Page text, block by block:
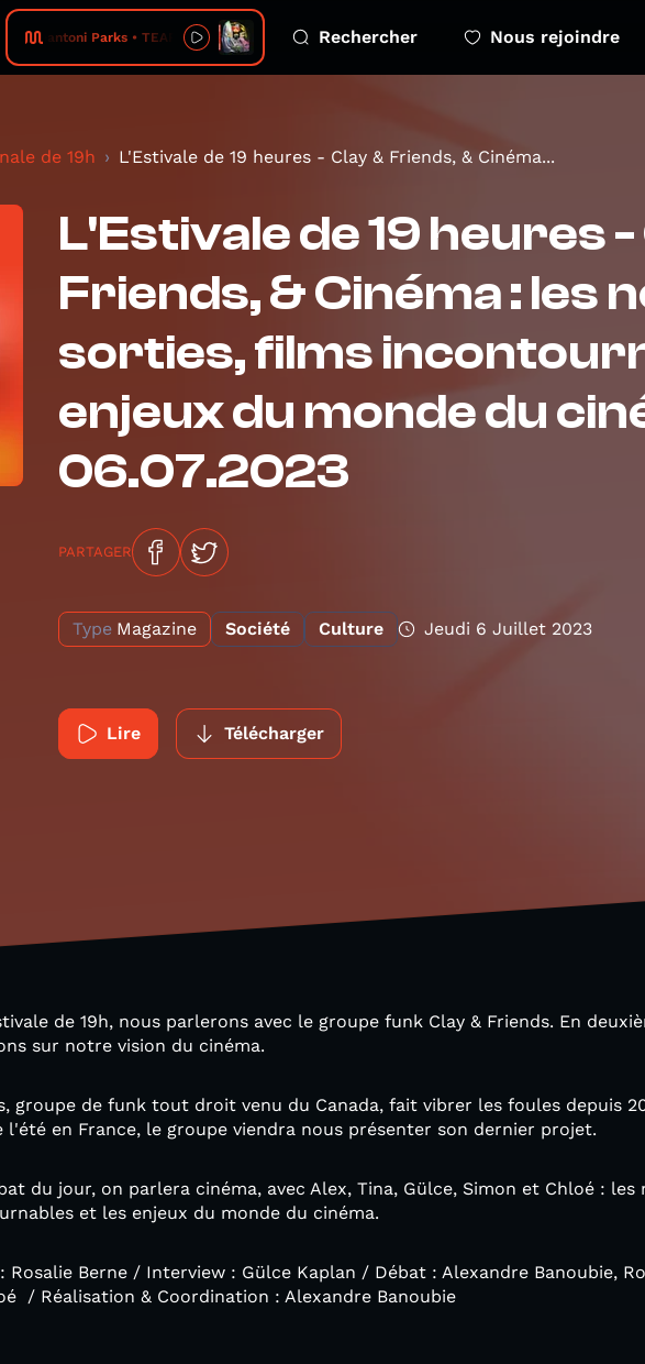
Deantoni Parks • TEARS IN RAIN I Rechercher Nous rejoindre
de 19h L'Estivale de 19 heures - Clay & Friends, & Cinéma...
L'Estivale de 19 heures -
Friends, & Cinéma : les
sorties, films
enjeux du monde du
06.07.2023
PARTAGER
Type Magazine Société Culture Jeudi 6 Juillet 2023
Lire Télécharger
de 19h, nous parlerons avec le groupe funk Clay & Friends. En
sur notre vision du cinéma.
groupe de funk tout droit venu du Canada, fait vibrer les foules depuis
l'été en France, le groupe viendra nous présenter son dernier projet.
du jour, on parlera cinéma, avec Alex, Tina, Gülce, Simon et Chloé : les
et les enjeux du monde du cinéma.
Rosalie Berne / Interview : Gülce Kaplan / Débat : Alexandre Banoubie,
/ Réalisation & Coordination : Alexandre Banoubie